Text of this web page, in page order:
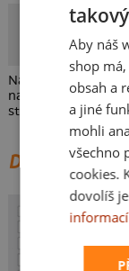
Naše bábinka je
najde dřív než
styl je věčný.
DALŠÍ
Aby náš
shop
obsah a
a jiné
mohli
všechno
cookies.
dovolíš
informací